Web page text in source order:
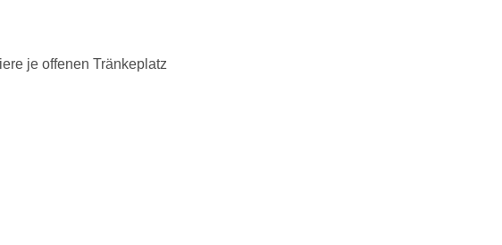
je offenen Tränkeplatz